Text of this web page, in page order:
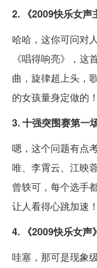
2. 《2009快乐女声
哈哈，这你可问对
《唱得响亮》，这
曲，旋律超上头，
的女孩量身定做的！
3. 十强突围赛第一
嗯，这个问题有点
唯、李霄云、江映
曾轶可，每个选手
让人看得心跳加速！
4. 《2009快乐女声
哇塞，那可是现象